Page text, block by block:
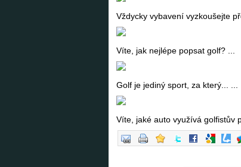
Vždycky vybavení vyzkoušejte
Víte, jak nejlépe popsat golf? ...
Golf je jediný sport, za který... ...
Víte, jaké auto využívá golfistův